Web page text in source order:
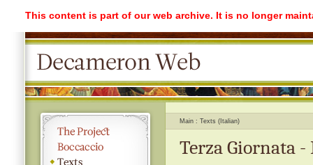
This content is part of our web archive. It is no longer
Main Texts (Italian)
Terza Giornata -